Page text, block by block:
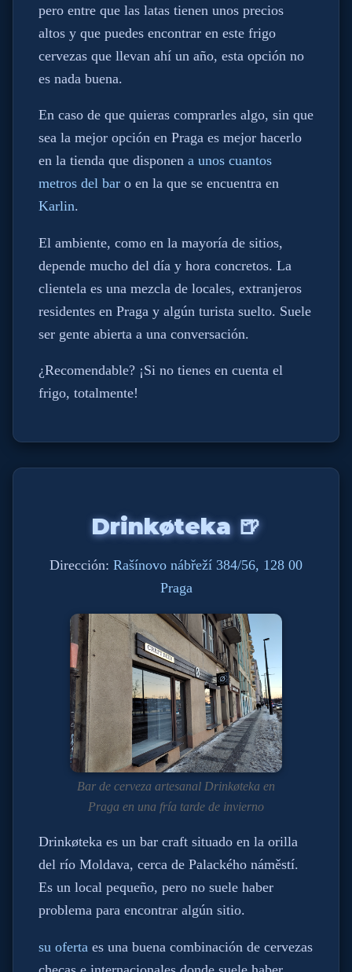
pero entre que las latas tienen unos precios
altos y que puedes encontrar en este frigo
cervezas que llevan ahí un año, esta opción no
es nada buena.
En caso de que quieras comprarles algo, sin que
sea la mejor opción en Praga es mejor hacerlo
en la tienda que disponen a unos cuantos
metros del bar o en la que se encuentra en
Karlin.
El ambiente, como en la mayoría de sitios,
depende mucho del día y hora concretos. La
clientela es una mezcla de locales, extranjeros
residentes en Praga y algún turista suelto. Suele
ser gente abierta a una conversación.
¿Recomendable? ¡Si no tienes en cuenta el
frigo, totalmente!
Drinkøteka 🍺
Dirección: Rašínovo nábřeží 384/56, 128 00
Praga
Bar de cerveza artesanal Drinkøteka en
Praga en una fría tarde de invierno
Drinkøteka es un bar craft situado en la orilla
del río Moldava, cerca de Palackého náměstí.
Es un local pequeño, pero no suele haber
problema para encontrar algún sitio.
su oferta es una buena combinación de cervezas